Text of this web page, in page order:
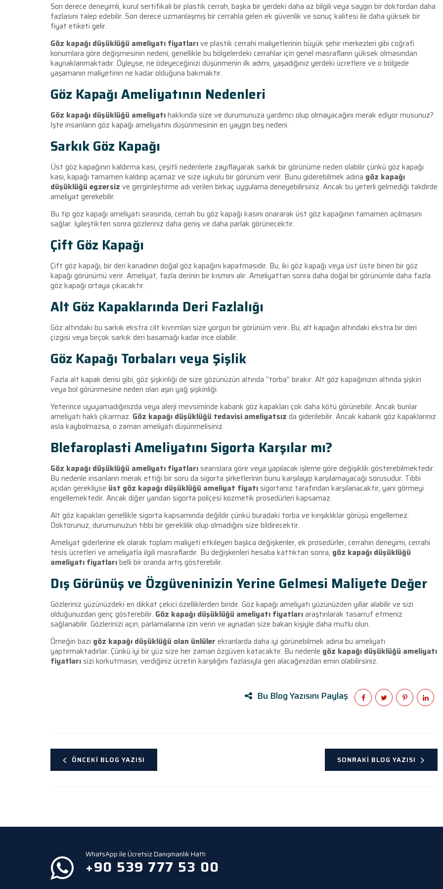
Son derece deneyimli, kurul sertifikalı bir plastik cerrah, başka bir yerdeki daha az bilgili veya saygın bir doktordan daha
fazlasını talep edebilir. Son derece uzmanlaşmış bir cerrahla gelen ek güvenlik ve sonuç kalitesi ile daha yüksek bir
fiyat etiketi gelir.
Göz kapağı düşüklüğü ameliyatı fiyatlarıve plastik cerrahi maliyetlerinin büyük şehir merkezleri gibi coğrafi
konumlara göre değişmesinin nedeni, genellikle bu bölgelerdeki cerrahlar için genel masrafların yüksek olmasından
kaynaklanmaktadır. Öyleyse, ne ödeyeceğinizi düşünmenin ilk adımı, yaşadığınız yerdeki ücretlere ve o bölgede
yaşamanın maliyetinin ne kadar olduğuna bakmaktır.
Göz Kapağı Ameliyatının Nedenleri
Göz kapağı düşüklüğü ameliyatıhakkında size ve durumunuza yardımcı olup olmayacağını merak ediyor musunuz?
İşte insanların göz kapağı ameliyatını düşünmesinin en yaygın beş nedeni.
Sarkık Göz Kapağı
Üst göz kapağının kaldırma kası, çeşitli nedenlerle zayıflayarak sarkık bir görünüme neden olabilir çünkü göz kapağı
kası, kapağı tamamen kaldırıp açamaz ve size uykulu bir görünüm verir. Bunu giderebilmek adına göz kapağı
düşüklüğü egzersiz ve gerginleştirme adı verilen birkaç uygulama deneyebilirsiniz. Ancak bu yeterli gelmediği takdirde
ameliyat gerekebilir.
Bu tip göz kapağı ameliyatı sırasında, cerrah bu göz kapağı kasını onararak üst göz kapağının tamamen açılmasını
sağlar. İyileştikten sonra gözleriniz daha geniş ve daha parlak görünecektir.
Çift Göz Kapağı
Çift göz kapağı, bir deri kanadının doğal göz kapağını kapatmasıdır. Bu, iki göz kapağı veya üst üste binen bir göz
kapağı görünümü verir. Ameliyat, fazla derinin bir kısmını alır. Ameliyattan sonra daha doğal bir görünümle daha fazla
göz kapağı ortaya çıkacaktır.
Alt Göz Kapaklarında Deri Fazlalığı
Göz altındaki bu sarkık ekstra cilt kıvrımları size yorgun bir görünüm verir. Bu, alt kapağın altındaki ekstra bir deri
çizgisi veya birçok sarkık deri basamağı kadar ince olabilir.
Göz Kapağı Torbaları veya Şişlik
Fazla alt kapak derisi gibi, göz şişkinliği de size gözünüzün altında “torba” bırakır. Alt göz kapağınızın altında şişkin
veya bol görünmesine neden olan aşırı yağ şişkinliği.
Yeterince uyuyamadığınızda veya alerji mevsiminde kabarık göz kapakları çok daha kötü görünebilir. Ancak bunlar
ameliyatı haklı çıkarmaz. Göz kapağı düşüklüğü tedavisi ameliyatsız da giderilebilir. Ancak kabarık göz kapaklarınız
asla kaybolmazsa, o zaman ameliyatı düşünmelisiniz.
Blefaroplasti Ameliyatını Sigorta Karşılar mı?
Göz kapağı düşüklüğü ameliyatı fiyatlarıseanslara göre veya yapılacak işleme göre değişiklik gösterebilmektedir.
Bu nedenle insanların merak ettiği bir soru da sigorta şirketlerinin bunu karşılayıp karşılamayacağı sorusudur. Tıbbi
açıdan gerekliyse üst göz kapağı düşüklüğü ameliyat fiyatısigortanız tarafından karşılanacaktır, yani görmeyi
engellemektedir. Ancak diğer yandan sigorta poliçesi kozmetik prosedürleri kapsamaz.
Alt göz kapakları genellikle sigorta kapsamında değildir çünkü buradaki torba ve kırışıklıklar görüşü engellemez.
Doktorunuz, durumunuzun tıbbi bir gereklilik olup olmadığını size bildirecektir.
Ameliyat giderlerine ek olarak toplam maliyeti etkileyen başlıca değişkenler, ek prosedürler, cerrahın deneyimi, cerrahi
tesis ücretleri ve ameliyatla ilgili masraflardır. Bu değişkenleri hesaba kattıktan sonra, göz kapağı düşüklüğü
ameliyatı fiyatlarıbelli bir oranda artış gösterebilir.
Dış Görünüş ve Özgüveninizin Yerine Gelmesi Maliyete Değer
Gözleriniz yüzünüzdeki en dikkat çekici özelliklerden biridir. Göz kapağı ameliyatı yüzünüzden yıllar alabilir ve sizi
olduğunuzdan genç gösterebilir. Göz kapağı düşüklüğü ameliyatı fiyatlarıaraştırılarak tasarruf etmeniz
sağlanabilir. Gözlerinizi açın, parlamalarına izin verin ve aynadan size bakan kişiyle daha mutlu olun.
Örneğin bazı göz kapağı düşüklüğü olan ünlüler ekranlarda daha iyi görünebilmek adına bu ameliyatı
yaptırmaktadırlar. Çünkü iyi bir yüz size her zaman özgüven katacaktır. Bu nedenle göz kapağı düşüklüğü ameliyatı
fiyatlarısizi korkutmasın, verdiğiniz ücretin karşılığını fazlasıyla geri alacağınızdan emin olabilirsiniz.
Bu Blog Yazısını Paylaş
ÖNCEKI BLOG YAZISI SONRAKI BLOG YAZISI
WhatsApp ile Ücretsiz Danışmanlık Hattı
+90 539 777 53 00